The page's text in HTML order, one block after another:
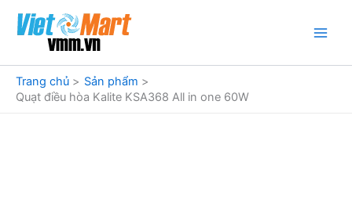
dung
Trang chủ
Sản phẩm
Quạt điều hòa Kalite KSA368 All in one 60W